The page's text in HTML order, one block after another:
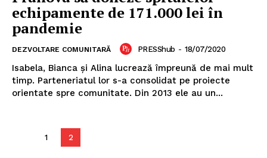
Un proiect
FREEDOM HOUSE ROMÂNIA
PRESShub
Proiecte editoriale
echipamente de 171.000 lei în
pandemie
DEZVOLTARE COMUNITARĂ PRESShub - 18/07/2020
Isabela, Bianca și Alina lucrează împreună de mai mult
timp. Parteneriatul lor s-a consolidat pe proiecte
orientate spre comunitate. Din 2013 ele au un...
1 2